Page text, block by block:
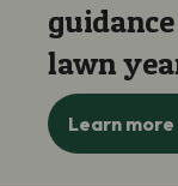
lawn
Learn more